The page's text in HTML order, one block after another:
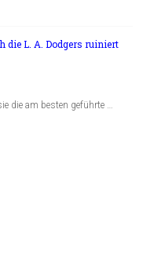
die L. A. Dodgers ruiniert
die am besten geführte …